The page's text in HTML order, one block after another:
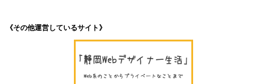
《その他運営しているサイト》